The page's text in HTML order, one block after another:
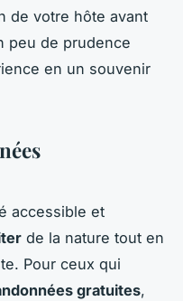
de votre hôte avant
peu de prudence
en un souvenir
accessible et
de la nature tout en
Pour ceux qui
gratuites,